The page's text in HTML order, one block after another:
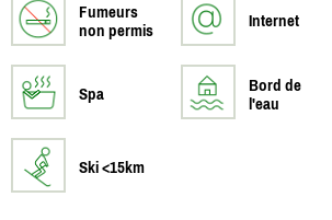
Fumeurs
non permis
Internet
Spa
Bord de
l'eau
Ski <15km